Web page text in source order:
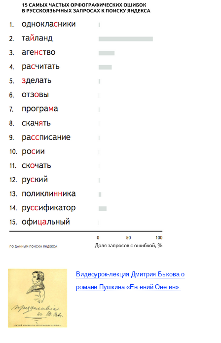
Видеоурок-лекция Дмитрия Быкова о
романе Пушкина «Евгений Онегин».